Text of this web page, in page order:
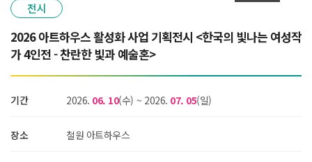
전시
2026 아트하우스 활성화 사업 기획전시 <한국의 빛나는 여성작
가 4인전 - 찬란한 빛과 예술혼>
기간 2026. 06. 10(수) ~ 2026. 07. 05(일)
장소 철원 아트하우스